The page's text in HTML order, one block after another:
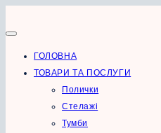
до
ГОЛОВНА
ТОВАРИ ТА ПОСЛУГИ
Полички
Стелажі
Тумби